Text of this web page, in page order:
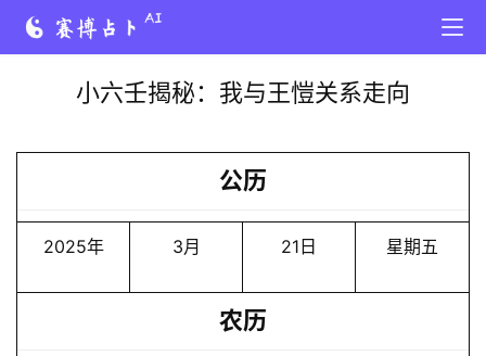
小六壬揭秘：我与王愷关系走向
公历
2025年 3月 21日 星期五
农历